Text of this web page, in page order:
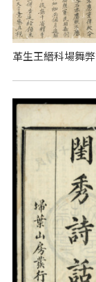
革生王縉科場舞